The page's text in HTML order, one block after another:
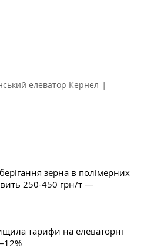
елеватор Кернел |
зерна в полімерних
250-450 грн/т —
тарифи на елеваторні